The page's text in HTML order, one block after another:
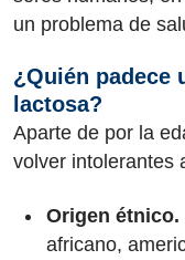
un problema de
¿Quién padece
lactosa?
Aparte de por la
volver intolerantes
Origen étnico.
africano,